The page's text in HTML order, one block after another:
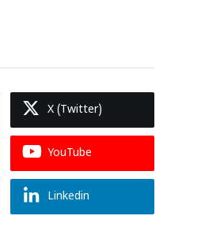
X (Twitter)
YouTube
Linkedin